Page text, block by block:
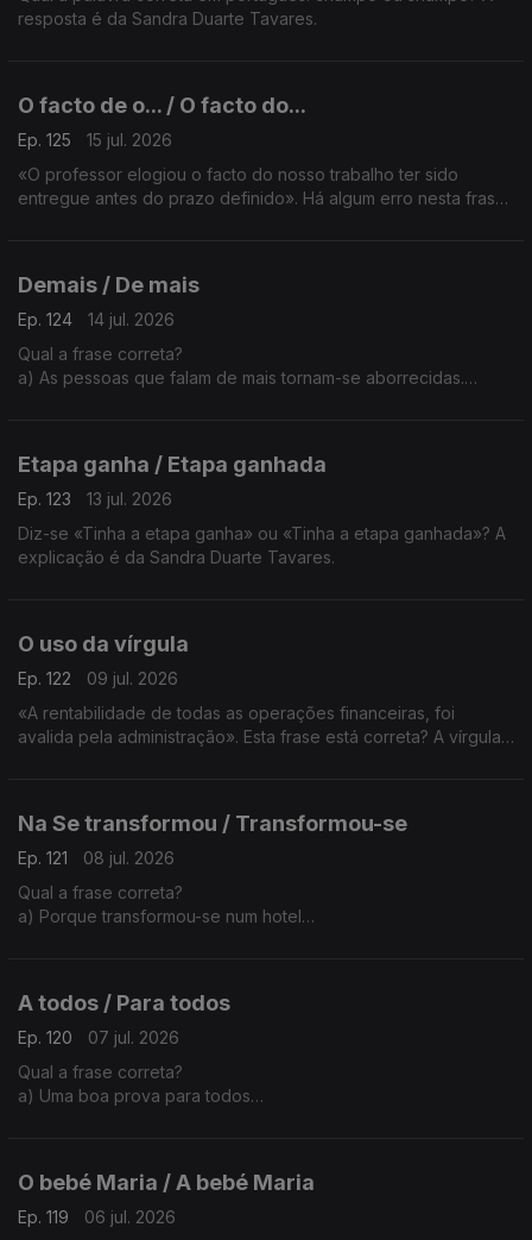
resposta é da Sandra Duarte Tavares.
O facto de o... / O facto do...
Ep. 125
15 jul. 2026
«O professor elogiou o facto do nosso trabalho ter sido
entregue antes do prazo definido». Há algum erro nesta frase?
Demais / De mais
Ep. 124
14 jul. 2026
Qual a frase correta?
a) As pessoas que falam de mais tornam-se aborrecidas.
Etapa ganha / Etapa ganhada
Ep. 123
13 jul. 2026
Diz-se «Tinha a etapa ganha» ou «Tinha a etapa ganhada»? A
explicação é da Sandra Duarte Tavares.
O uso da vírgula
Ep. 122
09 jul. 2026
«A rentabilidade de todas as operações financeiras, foi
avalida pela administração». Esta frase está correta? A vírgula
Na Se transformou / Transformou-se
Ep. 121
08 jul. 2026
Qual a frase correta?
a) Porque transformou-se num hotel
A todos / Para todos
Ep. 120
07 jul. 2026
Qual a frase correta?
a) Uma boa prova para todos
O bebé Maria / A bebé Maria
Ep. 119
06 jul. 2026